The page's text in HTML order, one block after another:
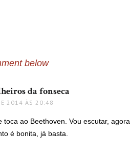
below
da fonseca
2014 ÀS 20:48
toca ao Beethoven. Vou escutar, agora.
é bonita, já basta.